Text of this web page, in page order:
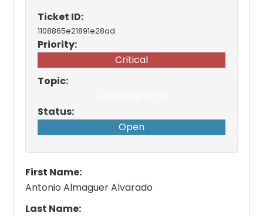
Ticket ID:
1108865e21891e28ad
Priority:
Critical
Topic:
Status:
Open
First Name:
Antonio Almaguer Alvarado
Last Name: